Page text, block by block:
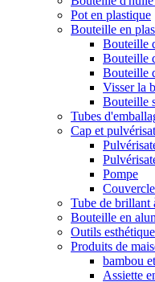
Pot en plastique
Bouteille en
Bouteille
Bouteille
Bouteille
Visser la
Bouteille
Tubes
Cap et
Pompe
Tube de brillant
Bouteille en
Outils
Produits de
bambou
Assiette